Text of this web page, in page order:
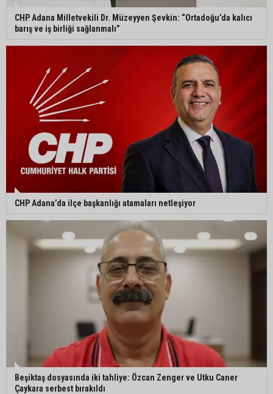
CHP Adana Milletvekili Dr. Müzeyyen Şevkin: “Ortadoğu’da kalıcı
barış ve iş birliği sağlanmalı”
CHP Adana’da ilçe başkanlığı atamaları netleşiyor
Beşiktaş dosyasında iki tahliye: Özcan Zenger ve Utku Caner
Çaykara serbest bırakıldı